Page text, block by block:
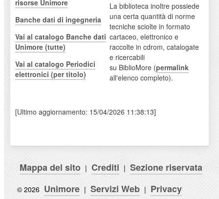
risorse Unimore
Banche dati di ingegneria
Vai al catalogo Banche dati
Unimore (tutte)
Vai al catalogo Periodici
elettronici (per titolo)
La biblioteca inoltre possiede
una certa quantità di norme
tecniche sciolte in formato
cartaceo, elettronico e
raccolte in cdrom, catalogate
e ricercabili
su BiblioMore (permalink
all'elenco completo).
[Ultimo aggiornamento: 15/04/2026 11:38:13]
Mappa del sito | Crediti | Sezione riservata
© 2026 Unimore | Servizi Web | Privacy